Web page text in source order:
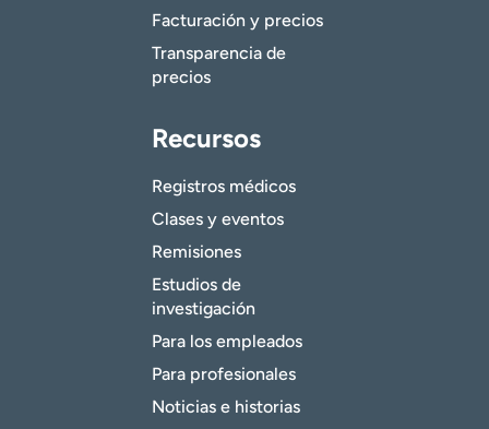
Facturación y precios
Transparencia de
precios
Recursos
Registros médicos
Clases y eventos
Remisiones
Estudios de
investigación
Para los empleados
Para profesionales
Noticias e historias